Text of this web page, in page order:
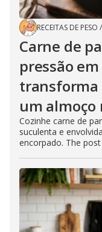
RECEITAS DE PESO /
Carne de
pressão
transforma
um almoço
Cozinhe carne de
suculenta e
encorpado. The post